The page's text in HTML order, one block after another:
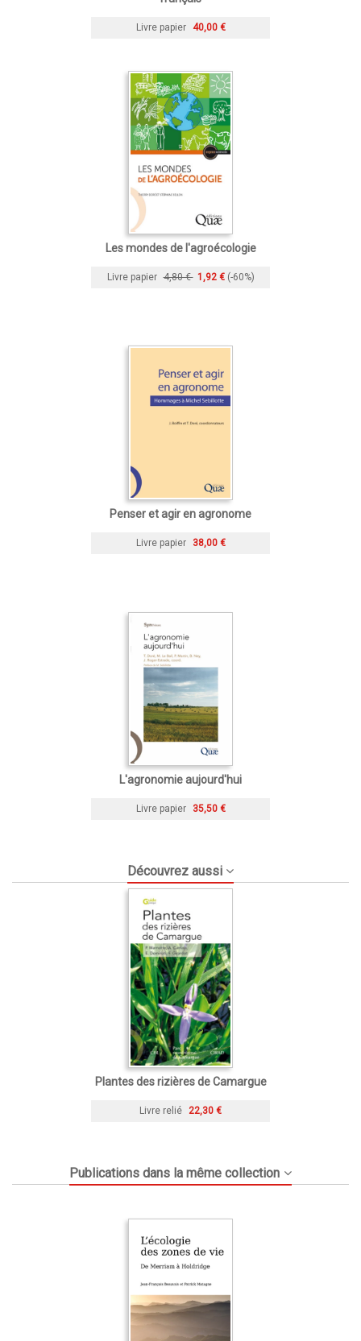
Livre papier 40,00 €
Les mondes de l'agroécologie
Livre papier 4,80 € 1,92 € (-60%)
Penser et agir en agronome
Livre papier 38,00 €
L'agronomie aujourd'hui
Livre papier 35,50 €
Découvrez aussi
Plantes des rizières de Camargue
Livre relié 22,30 €
Publications dans la même collection